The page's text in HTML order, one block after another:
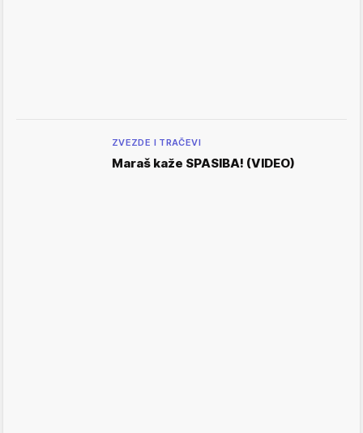
ZVEZDE I TRAČEVI
Maraš kaže SPASIBA! (VIDEO)